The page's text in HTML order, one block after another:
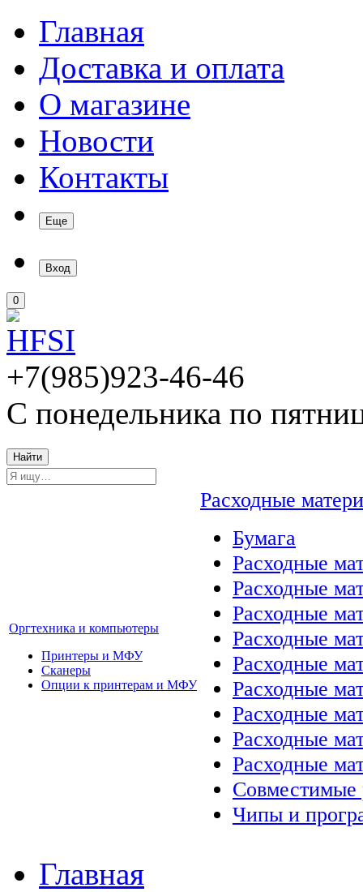
Главная
Доставка и оплата
О магазине
Новости
Контакты
Еще
Вход
0
+7(985)923-46-46
С понедельника по
Найти
Оргтехника и компьютеры
Принтеры и МФУ
Сканеры
Опции к принтерам и МФУ
Расходные
Бумага
Расходные
Расходные
Расходные
Расходные
Расходные
Расходные
Расходные
Расходные
Расходные
Совместимые
Чипы и
Главная